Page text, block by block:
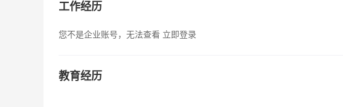
工作经历
您不是企业账号，无法查看 立即登录
教育经历